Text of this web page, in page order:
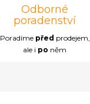
Odborné
poradenství
Poradíme před prodejem,
ale i po něm